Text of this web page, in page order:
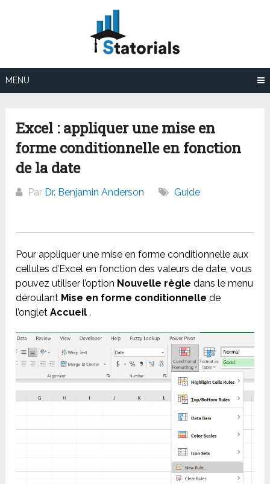
MENU
Excel : appliquer une mise en
forme conditionnelle en fonction
de la date
Par Dr. Benjamin Anderson Guide
Pour appliquer une mise en forme conditionnelle aux
cellules d’Excel en fonction des valeurs de date, vous
pouvez utiliser l’option Nouvelle règle dans le menu
déroulant Mise en forme conditionnelle de
l’ongletAccueil .